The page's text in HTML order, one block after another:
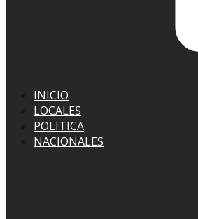
INICIO
LOCALES
POLITICA
NACIONALES